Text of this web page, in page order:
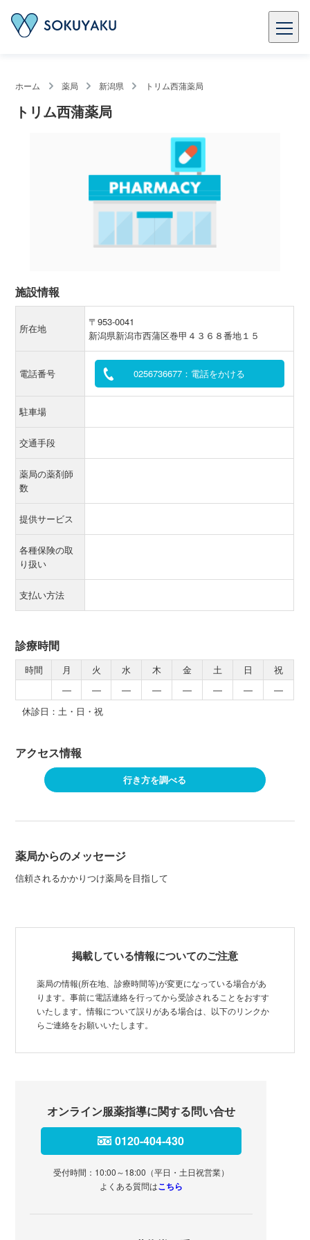
ホーム 薬局 新潟県 トリム西蒲薬局
トリム西蒲薬局
施設情報
所在地
〒953-0041
新潟県新潟市西蒲区巻甲４３６８番地１５
電話番号 0256736677：電話をかける
駐車場
交通手段
薬局の薬剤師
数
提供サービス
各種保険の取
り扱い
支払い方法
診療時間
時間 月 火 水 木 金 土 日
祝
―
― ― ― ― ― ―
―
休診日：土・日・祝
アクセス情報
行き方を調べる
薬局からのメッセージ
信頼されるかかりつけ薬局を目指して
掲載している情報についてのご注意
薬局の情報(所在地、診療時間等)が変更になっている場合があ
ります。事前に電話連絡を行ってから受診されることをおすす
いたします。情報について誤りがある場合は、以下のリンクか
らご連絡をお願いいたします。
オンライン服薬指導に関する問い合せ
0120-404-430
受付時間：10:00～18:00（平日・土日祝営業）
よくある質問はこちら